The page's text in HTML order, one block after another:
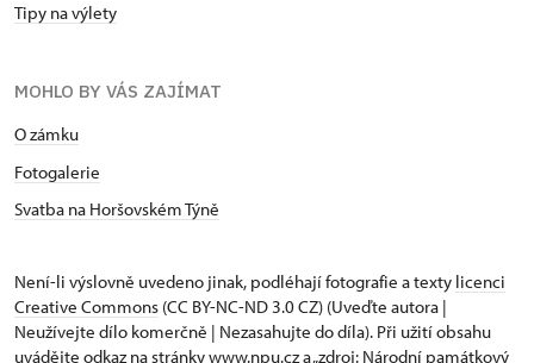
Tipy na výlety
MOHLO BY VÁS ZAJÍMAT
O zámku
Fotogalerie
Svatba na Horšovském Týně
Není-li výslovně uvedeno jinak, podléhají fotografie a texty licenci
Creative Commons (CC BY-NC-ND 3.0 CZ) (Uveďte autora |
Neužívejte dílo komerčně | Nezasahujte do díla). Při užití obsahu
uvádějte odkaz na stránky www.npu.cz a „zdroj: Národní památkový